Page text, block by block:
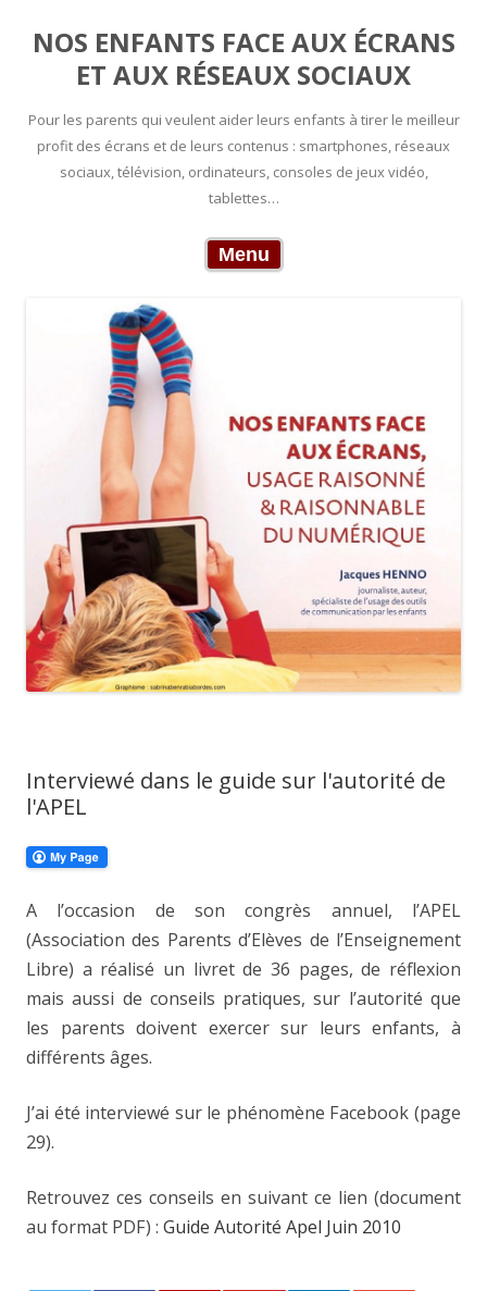
NOS ENFANTS FACE AUX ÉCRANS
ET AUX RÉSEAUX SOCIAUX
Pour les parents qui veulent aider leurs enfants à tirer le meilleur
profit des écrans et de leurs contenus : smartphones, réseaux
sociaux, télévision, ordinateurs, consoles de jeux vidéo,
tablettes…
Menu
Interviewé dans le guide sur l'autorité de
l'APEL
A l’occasion de son congrès annuel, l’APEL
(Association des Parents d’Elèves de l’Enseignement
Libre) a réalisé un livret de 36 pages, de réflexion
mais aussi de conseils pratiques, sur l’autorité que
les parents doivent exercer sur leurs enfants, à
différents âges.
J’ai été interviewé sur le phénomène Facebook (page
29).
Retrouvez ces conseils en suivant ce lien (document
au format PDF) : Guide Autorité Apel Juin 2010